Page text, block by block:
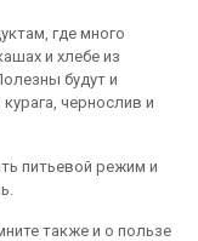
где много
и хлебе из
будут и
чернослив и
питьевой режим и
также и о пользе